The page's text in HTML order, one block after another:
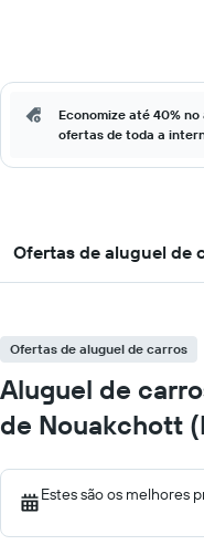
Economize até 40%
ofertas de toda a
Ofertas de aluguel de
Ofertas de aluguel de carros
Aluguel de
de Nouakchott
Estes são os melhores